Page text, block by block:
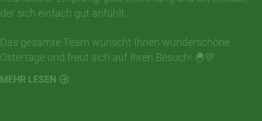
der sich einfach gut anfühlt.
Das gesamte Team wünscht Ihnen wunderschöne
Ostertage und freut sich auf Ihren Besuch! 🐣💛
MEHR LESEN